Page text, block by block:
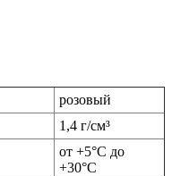
розовый
1,4 г/см³
от +5°С до
+30°С